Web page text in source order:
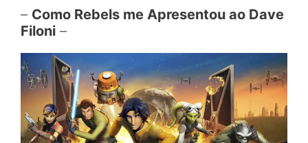
– Como Rebels me Apresentou ao Dave
Filoni –